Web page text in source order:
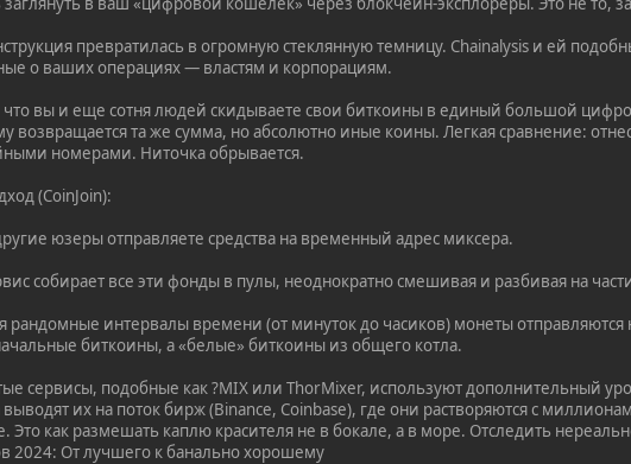
превратилась в огромную стеклянную темницу. Chainalysis и ей
о ваших операциях — властям и корпорациям.
что вы и еще сотня людей скидываете свои биткоины в единый большой
возвращается та же сумма, но абсолютно иные коины. Легкая сравнение:
номерами. Ниточка обрывается.
(CoinJoin):
юзеры отправляете средства на временный адрес миксера.
собирает все эти фонды в пулы, неоднократно смешивая и разбивая на
рандомные интервалы времени (от минуток до часиков) монеты
биткоины, а «белые» биткоины из общего котла.
сервисы, подобные как ?MIX или ThorMixer, используют дополнительный
их на поток бирж (Binance, Coinbase), где они растворяются с
Это как размешать каплю красителя не в бокале, а в море. Отследить
2024: От лучшего к банально хорошему